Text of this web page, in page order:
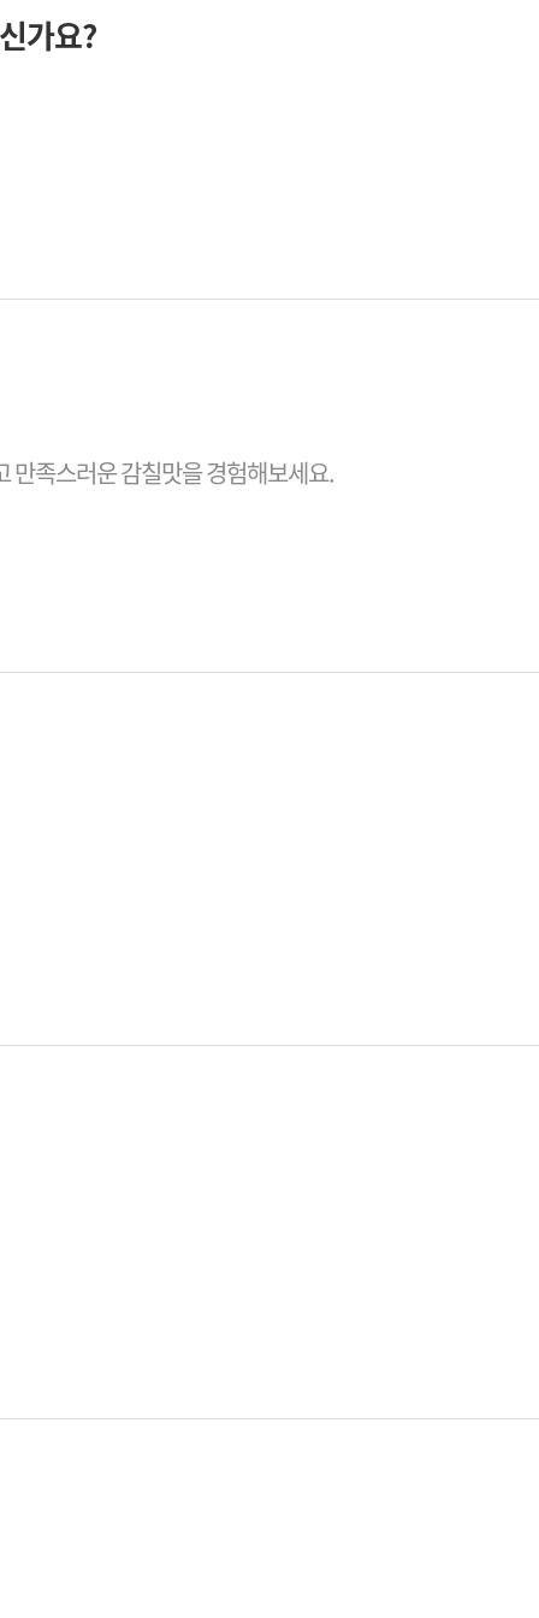
가요?
족스러운 감칠맛을 경험해보세요.